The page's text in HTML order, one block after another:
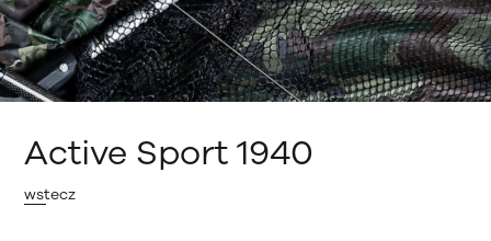
Active Sport 1940
wstecz